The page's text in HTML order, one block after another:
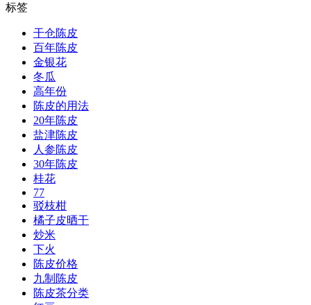
标签
干仓陈皮
百年陈皮
金银花
冬瓜
高年份
陈皮的用法
20年陈皮
盐津陈皮
人参陈皮
30年陈皮
桂花
77
驳枝柑
橘子皮晒干
炒米
下火
陈皮价格
九制陈皮
陈皮茶分类